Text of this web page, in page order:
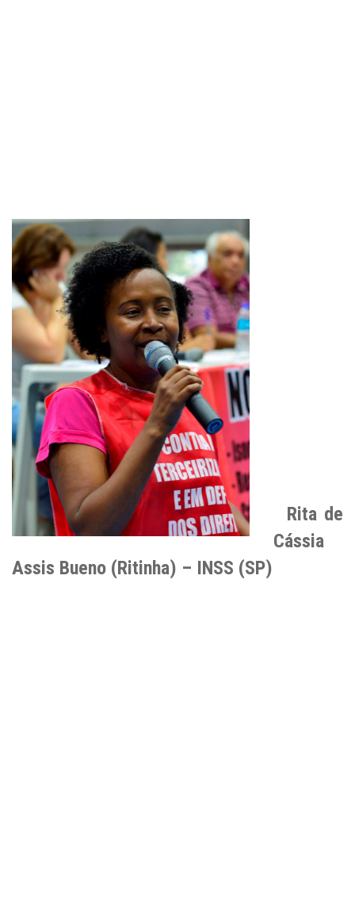
Rita de
Cássia
Assis Bueno (Ritinha) – INSS (SP)